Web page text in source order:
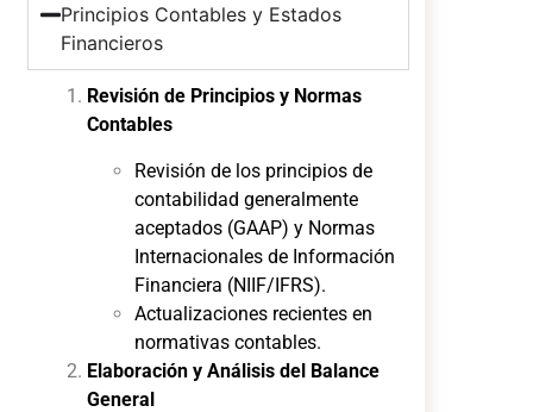
Principios Contables y Estados
Financieros
Revisión de Principios y Normas
Contables
Revisión de los principios de
contabilidad generalmente
aceptados (GAAP) y Normas
Internacionales de Información
Financiera (NIIF/IFRS).
Actualizaciones recientes en
normativas contables.
Elaboración y Análisis del Balance
General